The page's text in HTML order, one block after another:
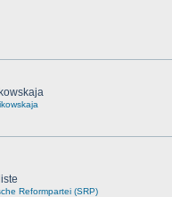
Reformpartei (SRP)